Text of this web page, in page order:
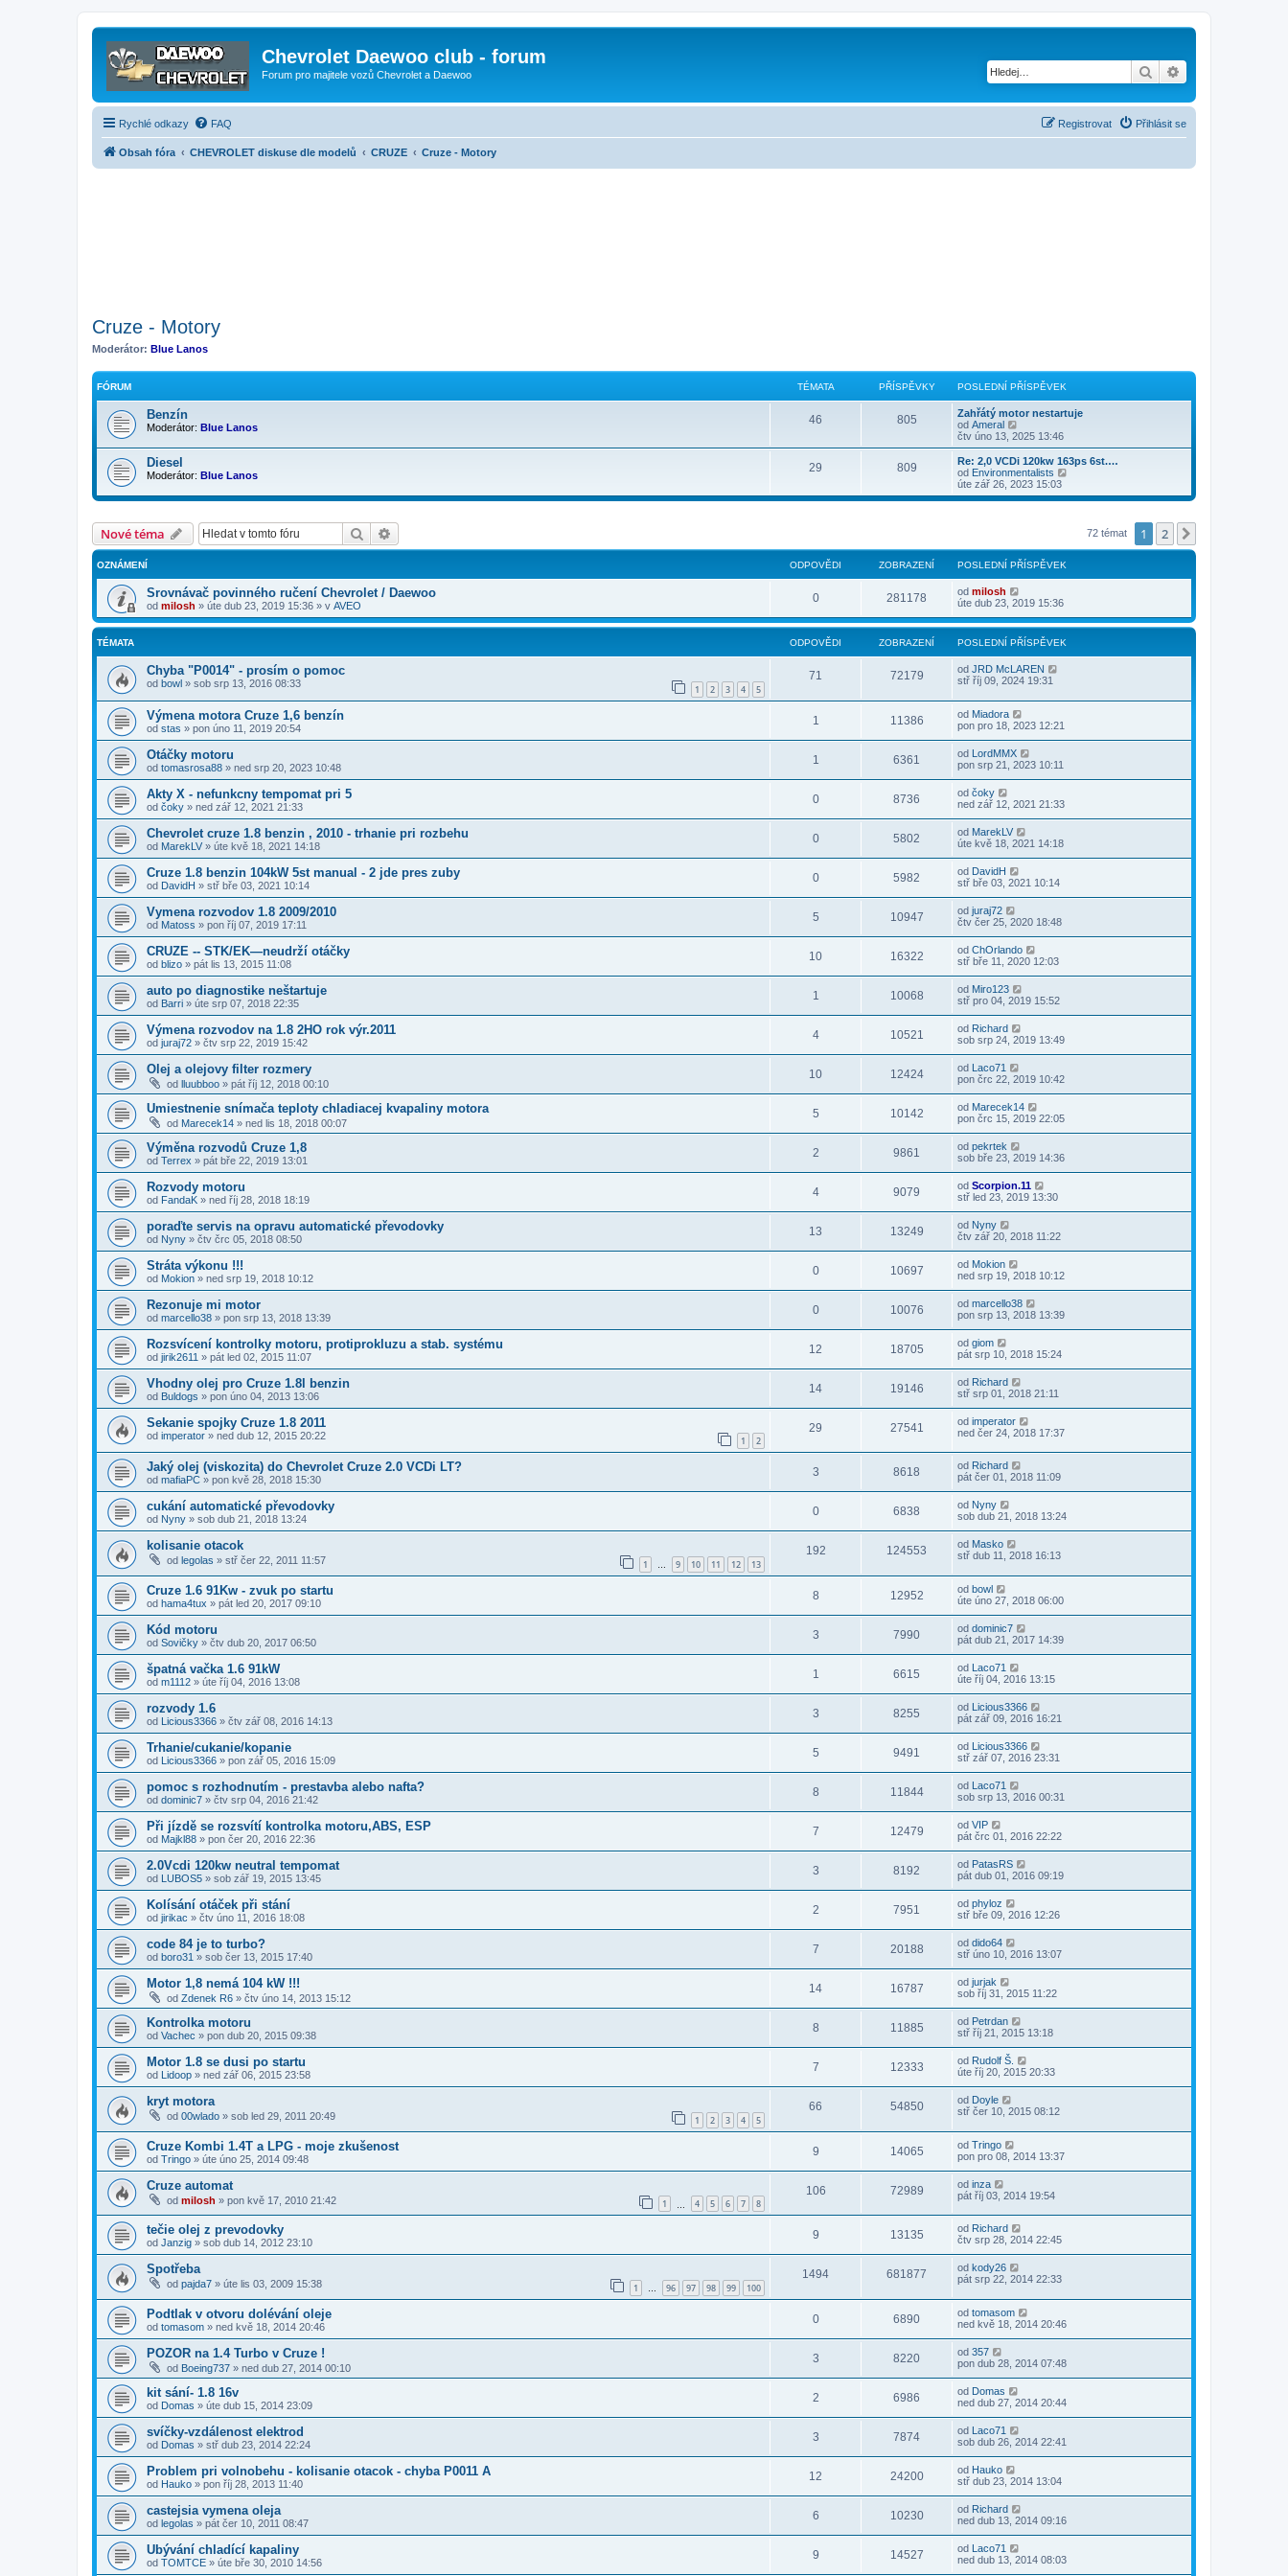
Chevrolet Daewoo club - forum
Forum pro majitele vozů Chevrolet a Daewoo Hledat
Rychlé odkazy FAQ Přihlásit se
Registrovat
Obsah fóra CHEVROLET diskuse dle modelů CRUZE Cruze - Motory
Cruze - Motory
Moderátor: Blue Lanos
FÓRUM TÉMATA PŘÍSPĚVKY POSLEDNÍ PŘÍSPĚVEK
Benzín
Moderátor: Blue Lanos
46 805
Zahřátý motor nestartuje
od Ameral
o
b
r
a
z
t
l
e
í
p
ř
í
s
ě
v
e
k
čtv úno 13, 2025 13:46
Diesel
Moderátor: Blue Lanos
29 809
Re: 2,0 VCDi 120kw 163ps 6st.…
od Environmentalists
b
t
d
n
p
p
úte zář 26, 2023 15:03
Nové téma Hledat 72 témat 1 2
OZNÁMENÍ ODPOVĚDI ZOBRAZENÍ POSLEDNÍ PŘÍSPĚVEK
Srovnávač povinného ručení Chevrolet / Daewoo
od milosh » úte dub 23, 2019 15:36 » v AVEO
0 281178 od milosh
úte dub 23, 2019 15:36
TÉMATA ODPOVĚDI ZOBRAZENÍ POSLEDNÍ PŘÍSPĚVEK
Chyba "P0014" - prosím o pomoc
od bowl » sob srp 13, 2016 08:33 1 2 3 4 5
71 72179 od JRD McLAREN
stř říj 09, 2024 19:31
Výmena motora Cruze 1,6 benzín
od stas » pon úno 11, 2019 20:54
1 11386 od Miadora
pon pro 18, 2023 12:21
Otáčky motoru
od tomasrosa88 » ned srp 20, 2023 10:48
1 6361 od LordMMX
pon srp 21, 2023 10:11
Akty X - nefunkcny tempomat pri 5
od čoky » ned zář 12, 2021 21:33
0 8736 od čoky
ned zář 12, 2021 21:33
Chevrolet cruze 1.8 benzin , 2010 - trhanie pri rozbehu
od MarekLV » úte kvě 18, 2021 14:18
0 5802 od MarekLV
úte kvě 18, 2021 14:18
Cruze 1.8 benzin 104kW 5st manual - 2 jde pres zuby
od DavidH » stř bře 03, 2021 10:14
0 5982 od DavidH
stř bře 03, 2021 10:14
Vymena rozvodov 1.8 2009/2010
od Matoss » pon říj 07, 2019 17:11
5 10947 od juraj72
čtv čer 25, 2020 18:48
CRUZE -- STK/EK—neudrží otáčky
od blizo » pát lis 13, 2015 11:08
10 16322 od ChOrlando
stř bře 11, 2020 12:03
auto po diagnostike neštartuje
od Barri » úte srp 07, 2018 22:35
1 10068 od Miro123
stř pro 04, 2019 15:52
Výmena rozvodov na 1.8 2HO rok výr.2011
od juraj72 » čtv srp 22, 2019 15:42
4 10521 od Richard
sob srp 24, 2019 13:49
Olej a olejovy filter rozmery
od lluubboo » pát říj 12, 2018 00:10
10 12424 od Laco71
pon črc 22, 2019 10:42
Umiestnenie snímača teploty chladiacej kvapaliny motora
od Marecek14 » ned lis 18, 2018 00:07
5 10142 od Marecek14
pon črc 15, 2019 22:05
Výměna rozvodů Cruze 1,8
od Terrex » pát bře 22, 2019 13:01
2 9861 od pekrtek
sob bře 23, 2019 14:36
Rozvody motoru
od FandaK » ned říj 28, 2018 18:19
4 9079 od Scorpion.11
stř led 23, 2019 13:30
poraďte servis na opravu automatické převodovky
od Nyny » čtv črc 05, 2018 08:50
13 13249 od Nyny
čtv zář 20, 2018 11:22
Stráta výkonu !!!
od Mokion » ned srp 19, 2018 10:12
0 10697 od Mokion
ned srp 19, 2018 10:12
Rezonuje mi motor
od marcello38 » pon srp 13, 2018 13:39
0 10076 od marcello38
pon srp 13, 2018 13:39
Rozsvícení kontrolky motoru, protiprokluzu a stab. systému
od jirik2611 » pát led 02, 2015 11:07
12 18705 od giom
pát srp 10, 2018 15:24
Vhodny olej pro Cruze 1.8l benzin
od Buldogs » pon úno 04, 2013 13:06
14 19146 od Richard
stř srp 01, 2018 21:11
Sekanie spojky Cruze 1.8 2011
od imperator » ned dub 12, 2015 20:22 1 2
29 27541 od imperator
ned čer 24, 2018 17:37
Jaký olej (viskozita) do Chevrolet Cruze 2.0 VCDi LT?
od mafiaPC » pon kvě 28, 2018 15:30
3 8618 od Richard
pát čer 01, 2018 11:09
cukání automatické převodovky
od Nyny » sob dub 21, 2018 13:24
0 6838 od Nyny
sob dub 21, 2018 13:24
kolisanie otacok
od legolas » stř čer 22, 2011 11:57 1 … 9 10 11 12 13
192 124553 od Masko
stř dub 11, 2018 16:13
Cruze 1.6 91Kw - zvuk po startu
od hama4tux » pát led 20, 2017 09:10
8 12952 od bowl
úte úno 27, 2018 06:00
Kód motoru
od Sovičky » čtv dub 20, 2017 06:50
3 7990 od dominic7
pát dub 21, 2017 14:39
špatná vačka 1.6 91kW
od m1112 » úte říj 04, 2016 13:08
1 6615 od Laco71
úte říj 04, 2016 13:15
rozvody 1.6
od Licious3366 » čtv zář 08, 2016 14:13
3 8255 od Licious3366
pát zář 09, 2016 16:21
Trhanie/cukanie/kopanie
od Licious3366 » pon zář 05, 2016 15:09
5 9491 od Licious3366
stř zář 07, 2016 23:31
pomoc s rozhodnutím - prestavba alebo nafta?
od dominic7 » čtv srp 04, 2016 21:42
8 11844 od Laco71
sob srp 13, 2016 00:31
Při jízdě se rozsvítí kontrolka motoru,ABS, ESP
od Majkl88 » pon čer 20, 2016 22:36
7 12479 od VIP
pát črc 01, 2016 22:22
2.0Vcdi 120kw neutral tempomat
od LUBOS5 » sob zář 19, 2015 13:45
3 8192 od PatasRS
pát dub 01, 2016 09:19
Kolísání otáček při stání
od jirikac » čtv úno 11, 2016 18:08
2 7951 od phyloz
stř bře 09, 2016 12:26
code 84 je to turbo?
od boro31 » sob čer 13, 2015 17:40
7 20188 od dido64
stř úno 10, 2016 13:07
Motor 1,8 nemá 104 kW !!!
od Zdenek R6 » čtv úno 14, 2013 15:12
14 16787 od jurjak
sob říj 31, 2015 11:22
Kontrolka motoru
od Vachec » pon dub 20, 2015 09:38
8 11885 od Petrdan
stř říj 21, 2015 13:18
Motor 1.8 se dusi po startu
od Lidoop » ned zář 06, 2015 23:58
7 12333 od Rudolf Š.
úte říj 20, 2015 20:33
kryt motora
od 00wlado » sob led 29, 2011 20:49 1 2 3 4 5
66 54850 od Doyle
stř čer 10, 2015 08:12
Cruze Kombi 1.4T a LPG - moje zkušenost
od Tringo » úte úno 25, 2014 09:48
9 14065 od Tringo
pon pro 08, 2014 13:37
Cruze automat
od milosh » pon kvě 17, 2010 21:42 1 4 5 6 7 8
106 72989 od inza
pát říj 03, 2014 19:54
tečie olej z prevodovky
od Janzig » sob dub 14, 2012 23:10
9 13135 od Richard
čtv srp 28, 2014 22:45
Spotřeba
od pajda7 » úte lis 03, 2009 15:38 1 … 96 97 98 99 100
1494 681877 od kody26
pát srp 22, 2014 22:33
Podtlak v otvoru dolévání oleje
od tomasom » ned kvě 18, 2014 20:46
0 6890 od tomasom
ned kvě 18, 2014 20:46
POZOR na 1.4 Turbo v Cruze !
od Boeing737 » ned dub 27, 2014 00:10
3 8220 od 357
pon dub 28, 2014 07:48
kit sání- 1.8 16v
od Domas » úte dub 15, 2014 23:09
2 6986 od Domas
ned dub 27, 2014 20:44
svíčky-vzdálenost elektrod
od Domas » stř dub 23, 2014 22:24
3 7874 od Laco71
sob dub 26, 2014 22:41
Problem pri volnobehu - kolisanie otacok - chyba P0011 A
od Hauko » pon říj 28, 2013 11:40
12 24200 od Hauko
stř dub 23, 2014 13:04
castejsia vymena oleja
od legolas » pát čer 10, 2011 08:47
6 10230 od Richard
ned dub 13, 2014 09:16
Ubývání chladící kapaliny
od TOMTCE » úte bře 30, 2010 14:56
9 14527 od Laco71
ned dub 13, 2014 08:03